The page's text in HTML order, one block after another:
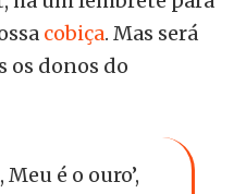
cobiça. Mas será
os donos do
é o ouro’,